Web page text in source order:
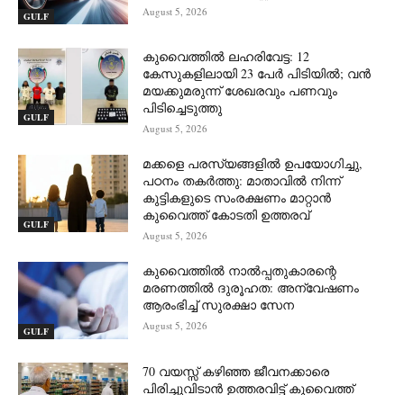
GULF August 5, 2026
GULF
കുവൈത്തിൽ ലഹരിവേട്ട: 12
കേസുകളിലായി 23 പേർ പിടിയിൽ; വൻ
മയക്കുമരുന്ന് ശേഖരവും പണവും
പിടിച്ചെടുത്തു
August 5, 2026
GULF
മക്കളെ പരസ്യങ്ങളിൽ ഉപയോഗിച്ചു,
പഠനം തകർത്തു: മാതാവിൽ നിന്ന്
കുട്ടികളുടെ സംരക്ഷണം മാറ്റാൻ
കുവൈത്ത് കോടതി ഉത്തരവ്
August 5, 2026
GULF
കുവൈത്തിൽ നാല്‍പ്പതുകാരന്റെ
മരണത്തിൽ ദുരൂഹത: അന്വേഷണം
ആരംഭിച്ച് സുരക്ഷാ സേന
August 5, 2026
70 വയസ്സ് കഴിഞ്ഞ ജീവനക്കാരെ
പിരിച്ചുവിടാൻ ഉത്തരവിട്ട് കുവൈത്ത്